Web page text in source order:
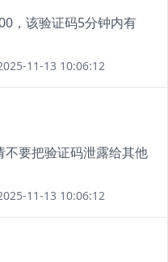
，该验证码5分钟内有
11-13 10:06:12
不要把验证码泄露给其他
11-13 10:06:12